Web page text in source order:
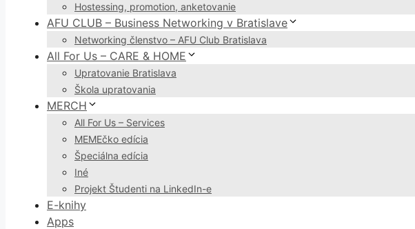
Hostessing, promotion, anketovanie
AFU CLUB – Business Networking v Bratislave
Networking členstvo – AFU Club Bratislava
All For Us – CARE & HOME
Upratovanie Bratislava
Škola upratovania
MERCH
All For Us – Services
MEMEčko edícia
Špeciálna edícia
Iné
Projekt Študenti na LinkedIn-e
E-knihy
Apps